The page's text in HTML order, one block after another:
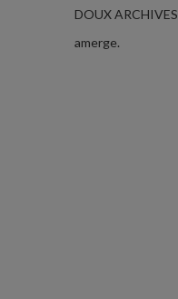
DOUX ARCHIVES
amerge.